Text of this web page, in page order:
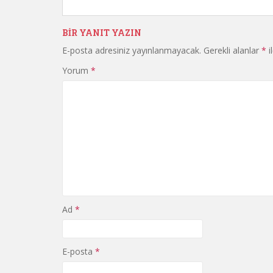
BIR YANIT YAZIN
E-posta adresiniz yayınlanmayacak. Gerekli alanlar *
Yorum *
Ad *
E-posta *